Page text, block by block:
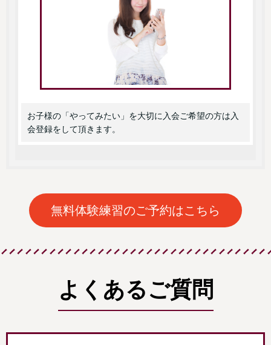
お子様の「やってみたい」を大切に入会ご希望の方は入
会登録をして頂きます。
無料体験練習のご予約はこちら
よくあるご質問